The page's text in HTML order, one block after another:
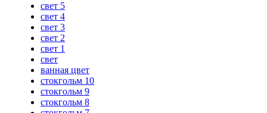
свет 5
свет 4
свет 3
свет 2
свет 1
свет
ванная цвет
стокгольм 10
стокгольм 9
стокгольм 8